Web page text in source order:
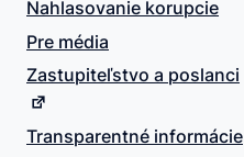
Nahlasovanie korupcie
Pre média
Zastupiteľstvo a poslanci
Transparentné informácie